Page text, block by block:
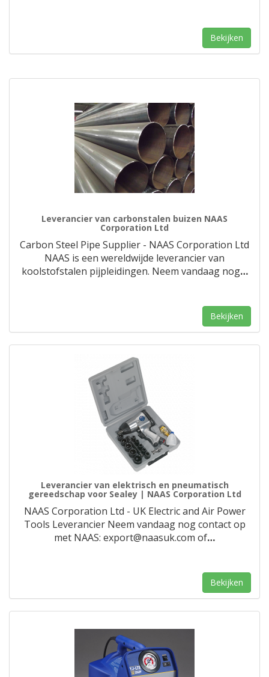
Bekijken
Leverancier van carbonstalen buizen NAAS
Corporation Ltd
Carbon Steel Pipe Supplier - NAAS Corporation Ltd
NAAS is een wereldwijde leverancier van
koolstofstalen pijpleidingen. Neem vandaag nog…
Bekijken
Leverancier van elektrisch en pneumatisch
gereedschap voor Sealey | NAAS Corporation Ltd
NAAS Corporation Ltd - UK Electric and Air Power
Tools Leverancier Neem vandaag nog contact op
met NAAS: export@naasuk.com of…
Bekijken